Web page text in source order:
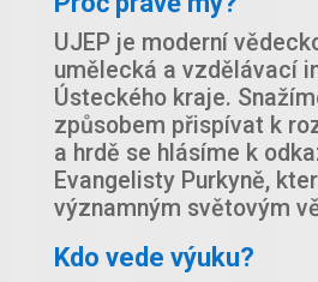
UJEP je moderní
umělecká a vzdělávací
Ústeckého kraje.
způsobem přispívat k
a hrdě se hlásíme k
Evangelisty Purkyně,
významným světovým
Kdo vede výuku?